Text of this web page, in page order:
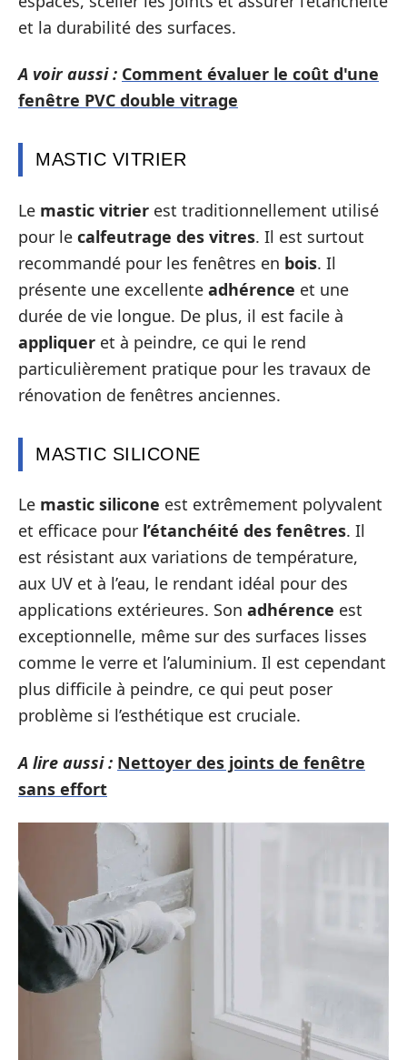
et la durabilité des surfaces.
A voir aussi : Comment évaluer le coût d'une
fenêtre PVC double vitrage
MASTIC VITRIER
Le mastic vitrier est traditionnellement utilisé
pour le calfeutrage des vitres. Il est surtout
recommandé pour les fenêtres en bois. Il
présente une excellente adhérence et une
durée de vie longue. De plus, il est facile à
appliquer et à peindre, ce qui le rend
particulièrement pratique pour les travaux de
rénovation de fenêtres anciennes.
MASTIC SILICONE
Le mastic silicone est extrêmement polyvalent
et efficace pour l’étanchéité des fenêtres. Il
est résistant aux variations de température,
aux UV et à l’eau, le rendant idéal pour des
applications extérieures. Son adhérence est
exceptionnelle, même sur des surfaces lisses
comme le verre et l’aluminium. Il est cependant
plus difficile à peindre, ce qui peut poser
problème si l’esthétique est cruciale.
A lire aussi : Nettoyer des joints de fenêtre
sans effort